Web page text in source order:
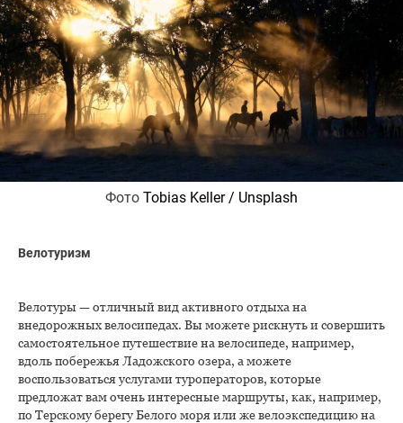
Фото Tobias Keller / Unsplash
Велотуризм
Велотуры — отличный вид активного отдыха на
внедорожных велосипедах. Вы можете рискнуть и совершить
самостоятельное путешествие на велосипеде, например,
вдоль побережья Ладожского озера, а можете
воспользоваться услугами туроператоров, которые
предложат вам очень интересные маршруты, как, например,
по Терскому берегу Белого моря или же велоэкспедицию на